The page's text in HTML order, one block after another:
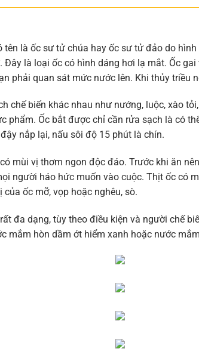
tên là ốc sư tử chúa hay ốc sư tử đảo do
Đây là loại ốc có hình dáng hơi lạ mắt. Ốc
phải quan sát mức nước lên. Khi thủy triều
chế biến khác nhau như nướng, luộc, xào
phẩm. Ốc bắt được chỉ cần rửa sạch là có
nắp lại, nấu sôi độ 15 phút là chín.
mùi vị thơm ngon độc đáo. Trước khi ăn
người háo hức muốn vào cuộc. Thịt ốc có
của ốc mỡ, vọp hoặc nghêu, sò.
đa dạng, tùy theo điều kiện và người chế
mắm hòn dầm ớt hiểm xanh hoặc nước